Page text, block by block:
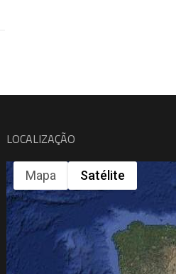
LOCALIZAÇÃO
Mapa Satélite